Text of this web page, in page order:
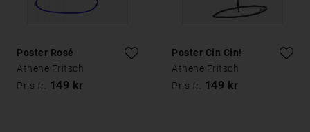
Poster Rosé
Athene Fritsch
Pris fr. 149 kr
Poster Cin Cin!
Athene Fritsch
Pris fr. 149 kr